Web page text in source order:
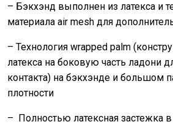
– Бэкхэнд выполнен из латекса и
материала air mesh для
– Технология wrapped palm
латекса на боковую часть ладони
контакта) на бэкхэнде и большом
плотности
– Полностью латексная застежка